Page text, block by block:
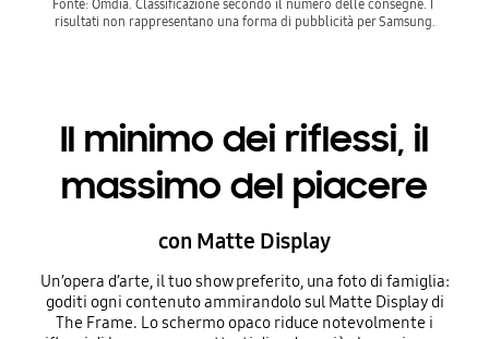
Fonte: Omdia. Classificazione secondo il numero delle consegne. I
risultati non rappresentano una forma di pubblicità per Samsung.
Il minimo dei riflessi, il
massimo del piacere
con Matte Display
Un’opera d’arte, il tuo show preferito, una foto di famiglia:
goditi ogni contenuto ammirandolo sul Matte Display di
The Frame. Lo schermo opaco riduce notevolmente i